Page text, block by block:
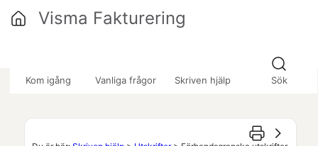
Kom igång Vanliga frågor Skriven hjälp Sök
Visma Fakturering